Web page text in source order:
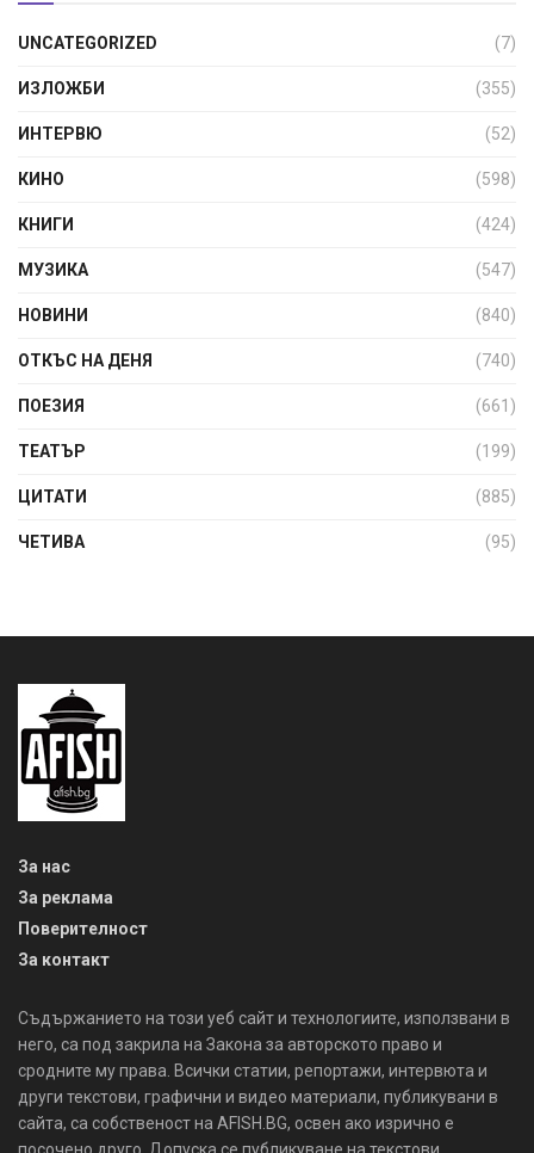
UNCATEGORIZED (7)
ИЗЛОЖБИ (355)
ИНТЕРВЮ (52)
КИНО (598)
КНИГИ (424)
МУЗИКА (547)
НОВИНИ (840)
ОТКЪС НА ДЕНЯ (740)
ПОЕЗИЯ (661)
ТЕАТЪР (199)
ЦИТАТИ (885)
ЧЕТИВА (95)
За нас
За реклама
Поверителност
За контакт
Съдържанието на този уеб сайт и технологиите, използвани в
него, са под закрила на Закона за авторското право и
сродните му права. Всички статии, репортажи, интервюта и
други текстови, графични и видео материали, публикувани в
сайта, са собственост на AFISH.BG, освен ако изрично е
посочено друго. Допуска се публикуване на текстови